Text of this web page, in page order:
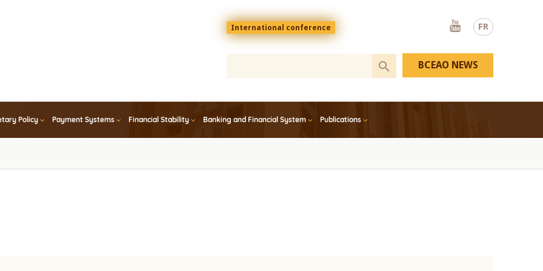
FR
Menu
top
En
International conference
Youtube
Policy Payment Systems Financial Stability Banking and Financial System Publications
BCEAO NEWS